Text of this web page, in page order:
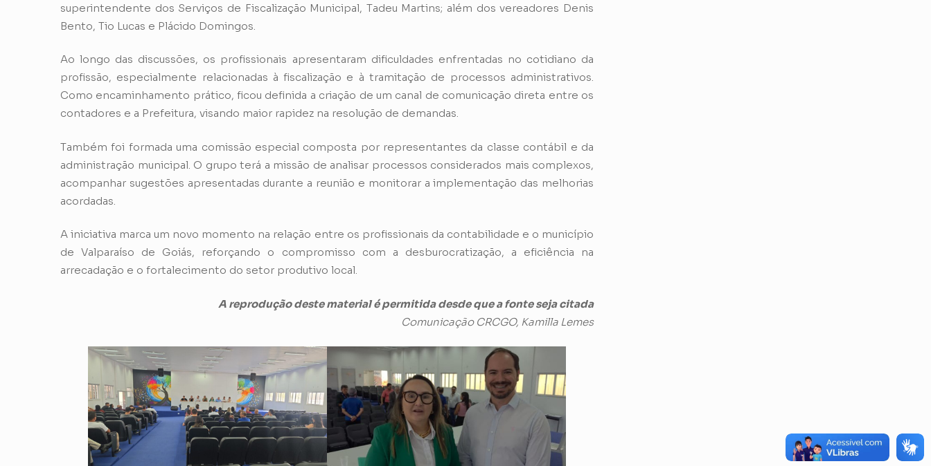
superintendente dos Serviços de Fiscalização Municipal, Tadeu Martins; além dos vereadores Denis
Bento, Tio Lucas e Plácido Domingos.
Ao longo das discussões, os profissionais apresentaram dificuldades enfrentadas no cotidiano da
profissão, especialmente relacionadas à fiscalização e à tramitação de processos administrativos.
Como encaminhamento prático, ficou definida a criação de um canal de comunicação direta entre os
contadores e a Prefeitura, visando maior rapidez na resolução de demandas.
Também foi formada uma comissão especial composta por representantes da classe contábil e da
administração municipal. O grupo terá a missão de analisar processos considerados mais complexos,
acompanhar sugestões apresentadas durante a reunião e monitorar a implementação das melhorias
acordadas.
A iniciativa marca um novo momento na relação entre os profissionais da contabilidade e o município
de Valparaíso de Goiás, reforçando o compromisso com a desburocratização, a eficiência na
arrecadação e o fortalecimento do setor produtivo local.
A reprodução deste material é permitida desde que a fonte seja citada
Comunicação CRCGO, Kamilla Lemes